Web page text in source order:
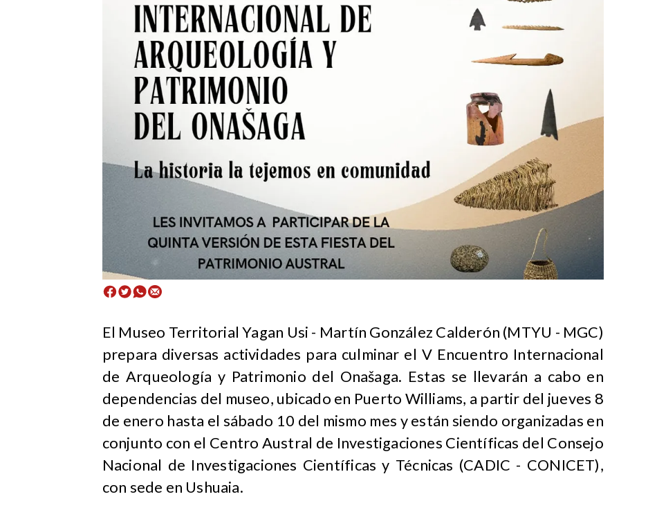
​El Museo Territorial Yagan Usi - Martín González Calderón (MTYU - MGC)
prepara diversas actividades para culminar el V Encuentro Internacional
de Arqueología y Patrimonio del Onašaga. Estas se llevarán a cabo en
dependencias del museo, ubicado en Puerto Williams, a partir del jueves 8
de enero hasta el sábado 10 del mismo mes y están siendo organizadas en
conjunto con el Centro Austral de Investigaciones Científicas del Consejo
Nacional de Investigaciones Científicas y Técnicas (CADIC - CONICET),
con sede en Ushuaia.